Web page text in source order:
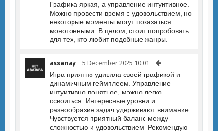
Графика яркая, а управление интуитивное.
Можно провести время с удовольствием, но
некоторые моменты могут показаться
монотонными. В целом, стоит попробовать
для тех, кто любит подобные жанры.
assanay 5 December 2025 10:01
Игра приятно удивила своей графикой и
динамичным геймплеем. Управление
интуитивно понятное, можно легко
освоиться. Интересные уровни и
разнообразие задач удерживают внимание.
Чувствуется приятный баланс между
сложностью и удовольствием. Рекомендую